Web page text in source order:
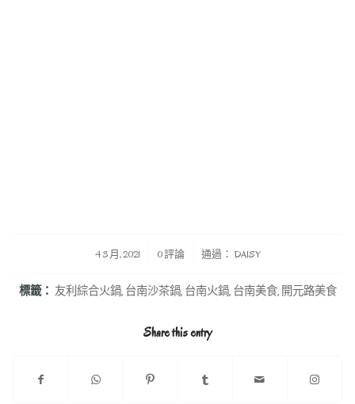
4 3 月, 2021
/ 0 評論 通過： DAISY
標籤： 友利綜合火鍋, 台南沙茶鍋, 台南火鍋, 台南美食, 開元路美食
Share this entry